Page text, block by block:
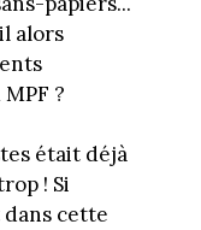
alors
?
était déjà
! Si
cette